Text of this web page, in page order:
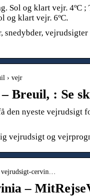
Sol og klart vejr. 4ºC ;
og klart vejr. 6ºC.
› vejr
Breuil, : Se
den nyeste vejrudsigt
vejrudsigt og
cervin…
–